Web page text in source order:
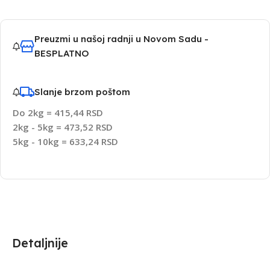
Preuzmi u našoj radnji u Novom Sadu -
BESPLATNO
Slanje brzom poštom
Do 2kg = 415,44 RSD
2kg - 5kg = 473,52 RSD
5kg - 10kg = 633,24 RSD
Detaljnije